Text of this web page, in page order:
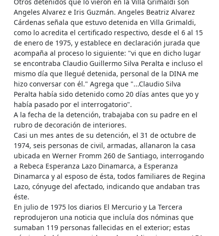
Angeles Alvarez e Iris Guzmán. Angeles Beatriz Alvarez
Cárdenas señala que estuvo detenida en Villa Grimaldi,
como lo acredita el certificado respectivo, desde el 6 al 15
de enero de 1975, y establece en declaración jurada que
acompaña al proceso lo siguiente: "vi que en dicho lugar
se encontraba Claudio Guillermo Silva Peralta e incluso el
mismo día que llegué detenida, personal de la DINA me
hizo conversar con él." Agrega que "...Claudio Silva
Peralta había sido detenido como 20 días antes que yo y
había pasado por el interrogatorio".
A la fecha de la detención, trabajaba con su padre en el
rubro de decoración de interiores.
Casi un mes antes de su detención, el 31 de octubre de
1974, seis personas de civil, armadas, allanaron la casa
ubicada en Werner Fromm 260 de Santiago, interrogando
a Rebeca Esperanza Lazo Dinamarca, a Esperanza
Dinamarca y al esposo de ésta, todos familiares de Regina
Lazo, cónyuge del afectado, indicando que andaban tras
éste.
En julio de 1975 los diarios El Mercurio y La Tercera
reprodujeron una noticia que incluía dos nóminas que
sumaban 119 personas fallecidas en el exterior; estas